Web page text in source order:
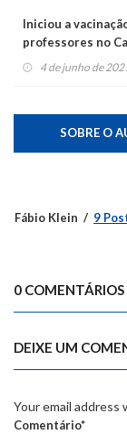
Iniciou a
professores no
4 de junho de
SOBRE O
Fábio Klein 9
0 COMENTÁRIOS
DEIXE UM
Your email address
Comentário*